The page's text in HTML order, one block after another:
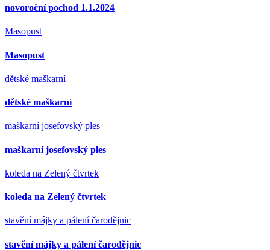
novoroční pochod 1.1.2024
Masopust
Masopust
dětské maškarní
dětské maškarní
maškarní josefovský ples
maškarní josefovský ples
koleda na Zelený čtvrtek
koleda na Zelený čtvrtek
stavění májky a pálení čarodějnic
stavění májky a pálení čarodějnic